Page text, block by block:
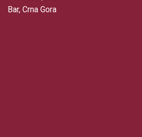
Bar, Crna Gora